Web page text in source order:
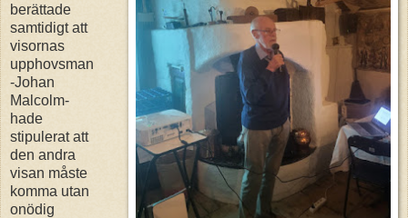
berättade
samtidigt att
visornas
upphovsman
-Johan
Malcolm-
hade
stipulerat att
den andra
visan måste
komma utan
onödig